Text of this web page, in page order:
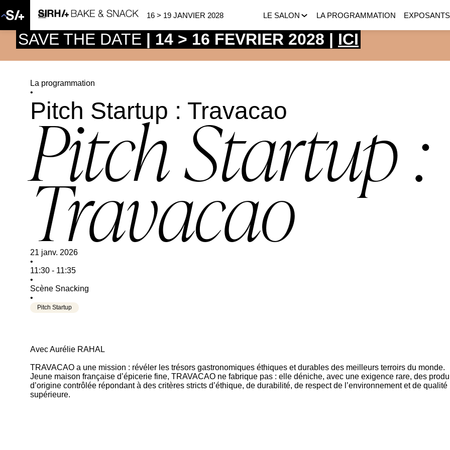
16 > 19 JANVIER 2028 LE SALON LA PROGRAMMATION EXPOSANTS
La programmation
•
Pitch Startup : Travacao
Pitch Startup :
Travacao
21 janv. 2026
•
11:30 - 11:35
•
Scène Snacking
•
Pitch Startup
Avec Aurélie RAHAL
TRAVACAO a une mission : révéler les trésors gastronomiques éthiques et durables des meilleurs terroirs du monde.
Jeune maison française d’épicerie fine, TRAVACAO ne fabrique pas : elle déniche, avec une exigence rare, des
d’origine contrôlée répondant à des critères stricts d’éthique, de durabilité, de respect de l’environnement et de qualité
supérieure.
SAVE THE DATE | 14 > 16 FEVRIER 2028 | ICI